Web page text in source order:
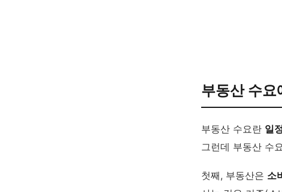
부동산 수요
부동산 수요란 일
그런데 부동산 수
첫째, 부동산은 소